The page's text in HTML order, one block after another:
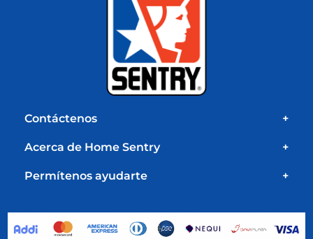
Contáctenos +
Acerca de Home Sentry +
Permítenos ayudarte +